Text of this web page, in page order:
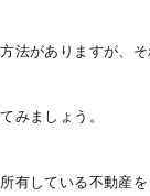
法がありますが、
みましょう。
有している不動産